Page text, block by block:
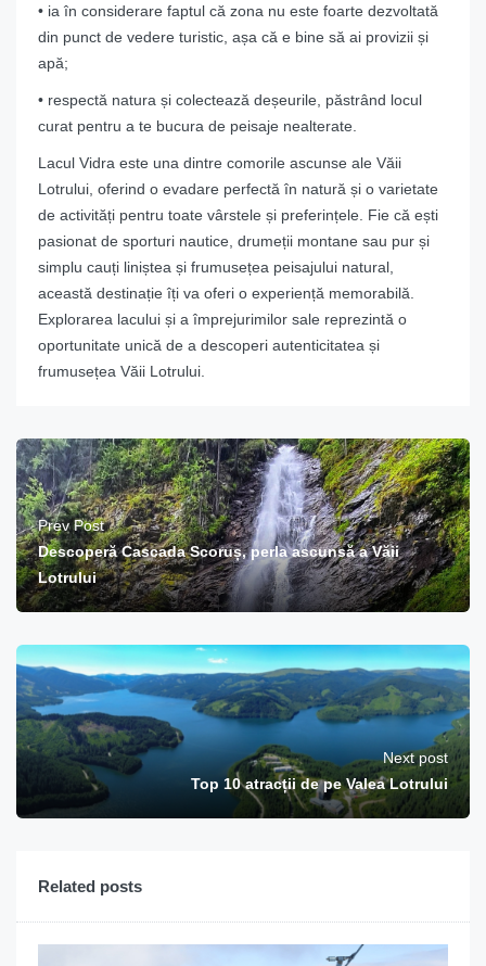
• ia în considerare faptul că zona nu este foarte dezvoltată
din punct de vedere turistic, așa că e bine să ai provizii și
apă;
• respectă natura și colectează deșeurile, păstrând locul
curat pentru a te bucura de peisaje nealterate.
Lacul Vidra este una dintre comorile ascunse ale Văii
Lotrului, oferind o evadare perfectă în natură și o varietate
de activități pentru toate vârstele și preferințele. Fie că ești
pasionat de sporturi nautice, drumeții montane sau pur și
simplu cauți liniștea și frumusețea peisajului natural,
această destinație îți va oferi o experiență memorabilă.
Explorarea lacului și a împrejurimilor sale reprezintă o
oportunitate unică de a descoperi autenticitatea și
frumusețea Văii Lotrului.
Prev Post
Descoperă Cascada Scoruș, perla ascunsă a Văii
Lotrului
Next post
Top 10 atracții de pe Valea Lotrului
Related posts